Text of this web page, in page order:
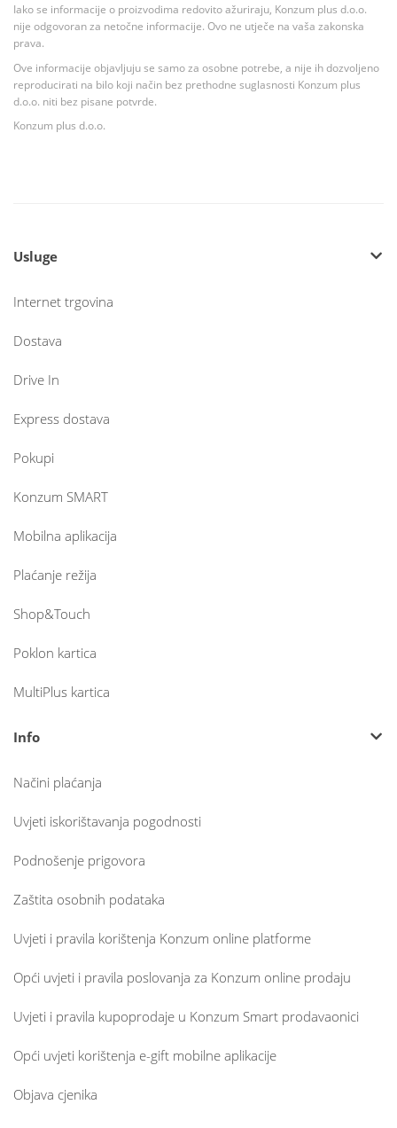
Iako se informacije o proizvodima redovito ažuriraju, Konzum plus d.o.o.
nije odgovoran za netočne informacije. Ovo ne utječe na vaša zakonska
prava.
Ove informacije objavljuju se samo za osobne potrebe, a nije ih dozvoljeno
reproducirati na bilo koji način bez prethodne suglasnosti Konzum plus
d.o.o. niti bez pisane potvrde.
Konzum plus d.o.o.
Usluge
Internet trgovina
Dostava
Drive In
Express dostava
Pokupi
Konzum SMART
Mobilna aplikacija
Plaćanje režija
Shop&Touch
Poklon kartica
MultiPlus kartica
Info
Načini plaćanja
Uvjeti iskorištavanja pogodnosti
Podnošenje prigovora
Zaštita osobnih podataka
Uvjeti i pravila korištenja Konzum online platforme
Opći uvjeti i pravila poslovanja za Konzum online prodaju
Uvjeti i pravila kupoprodaje u Konzum Smart prodavaonici
Opći uvjeti korištenja e-gift mobilne aplikacije
Objava cjenika